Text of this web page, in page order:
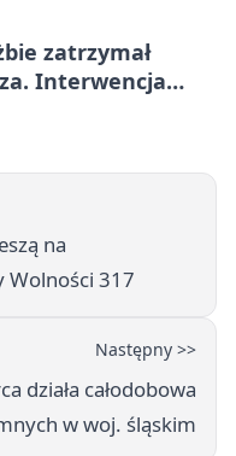
zatrzymał
Interwencja
na
Wolności 317
Następny >>
działa całodobowa
w woj. śląskim